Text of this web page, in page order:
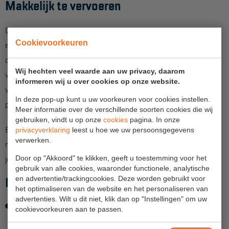
Cookievoorkeuren
Wij hechten veel waarde aan uw privacy, daarom
informeren wij u over cookies op onze website.
In deze pop-up kunt u uw voorkeuren voor cookies instellen.
Meer informatie over de verschillende soorten cookies die wij
gebruiken, vindt u op onze cookies pagina. In onze
privacyverklaring leest u hoe we uw persoonsgegevens
verwerken.
Door op "Akkoord" te klikken, geeft u toestemming voor het
gebruik van alle cookies, waaronder functionele, analytische
en advertentie/trackingcookies. Deze worden gebruikt voor
het optimaliseren van de website en het personaliseren van
advertenties. Wilt u dit niet, klik dan op "Instellingen" om uw
cookievoorkeuren aan te passen.
Aanmelden Inspectiewekker
OVER ONS
Vestigingen
Dealers
Werken bij ons
Product video's
Blog
SUPPORT
Handleidingen
Tips en trucs
Makkelijk te vervoeren
Door diverse slimme vergrendelingsmechanismen is de trap
eenvoudig in en uit te klappen. De leuning borgt zichzelf als je
die naar boven uitklapt. De stabilisatoren zijn telescopisch
verstelbaar en worden geborgd door een drukmechanisme. En
voor een soepele geleiding zijn onderdelen op een aantal
plekken voorzien van kunststof bekleding.
Ben je klaar met het werk dan klap je de trap weer net zo
makkelijk in en met de transportwielen aan de voorzijde verrol
je hem zonder sjouwen weer naar de volgende klus.
Kenmerken Sherpamatic platformtrap:
4-zijdig leuningwerk rond stabordes > 360 graden
werkbereik > 2 handen vrij